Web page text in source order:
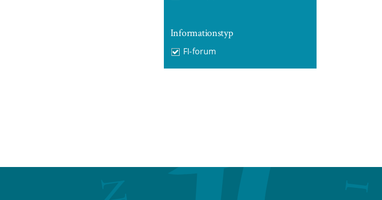
Informationstyp
FI-forum